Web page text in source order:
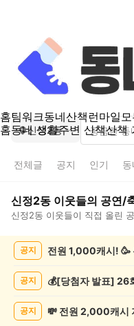
홈팀워크동네산책런마일
홈동네 생활주변 산책산책
신정2동
전체글 공지 인기
신정2동 이웃들의 공연/
신정2동 이웃들이 직접 올린
연/
공지 전원 1,000캐시! 🥳
공지
공지